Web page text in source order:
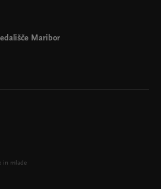
Maribor
in mlade